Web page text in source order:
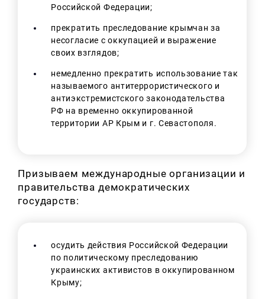
Российской Федерации;
прекратить преследование крымчан за
несогласие с оккупацией и выражение
своих взглядов;
немедленно прекратить использование так
называемого антитеррористического и
антиэкстремистского законодательства
РФ на временно оккупированной
территории АР Крым и г. Севастополя.
Призываем международные организации и
правительства демократических
государств:
осудить действия Российской Федерации
по политическому преследованию
украинских активистов в оккупированном
Крыму;